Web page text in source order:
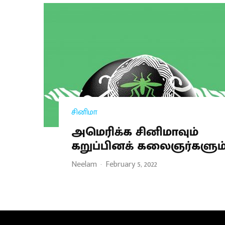
சினிமா
அமெரிக்க சினிமாவும்
கறுப்பினக்
Neelam · February 5, 2022